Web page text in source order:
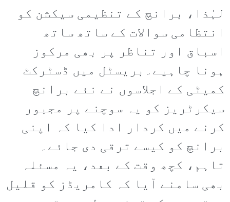
لہٰذا، برانچ کے تنظیمی سیکشن کو
انتظامی سوالات کے ساتھ ساتھ
اسباق اور تناظر پر بھی مرکوز
ہونا چاہیے۔بریسٹل میں ڈسٹرکٹ
کمیٹی کے اجلاسوں نے نئے برانچ
سیکرٹریز کو یہ سوچنے پر مجبور
کرنے میں کردار ادا کیا کہ اپنی
برانچ کو کیسے ترقی دی جائے۔
تاہم، کچھ وقت کے بعد، یہ مسئلہ
بھی سامنے آیا کہ کامریڈز کو قلیل